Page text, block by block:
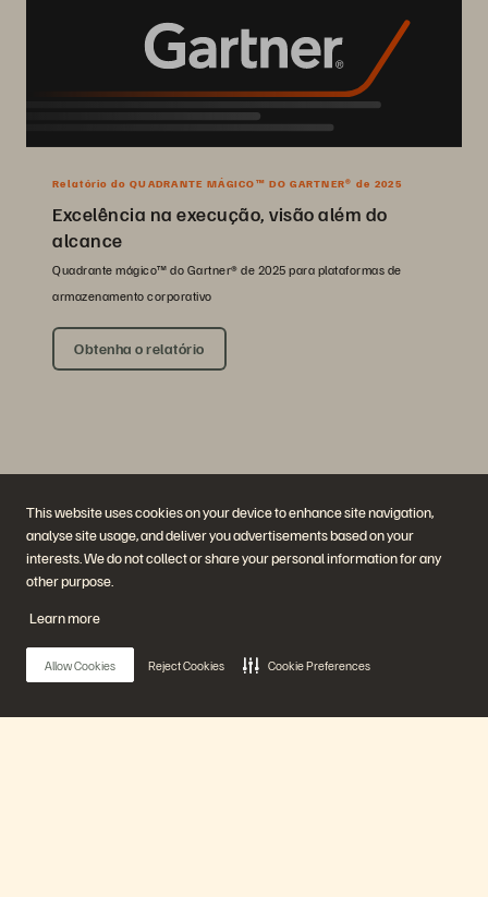
This website uses cookies on your device to enhance site navigation,
analyse site usage, and deliver you advertisements based on your
interests. We do not collect or share your personal information for any
other purpose.
Learn more
Allow Cookies Reject Cookies Cookie Preferences
Relatório do QUADRANTE MÁGICO™ DO GARTNER® de 2025
Excelência na execução, visão além do
alcance
Quadrante mágico™ do Gartner® de 2025 para plataformas de
armazenamento corporativo
Obtenha o relatório
Empresa
Carreiras
Liderança
Locais
Soluções
Computação de alto